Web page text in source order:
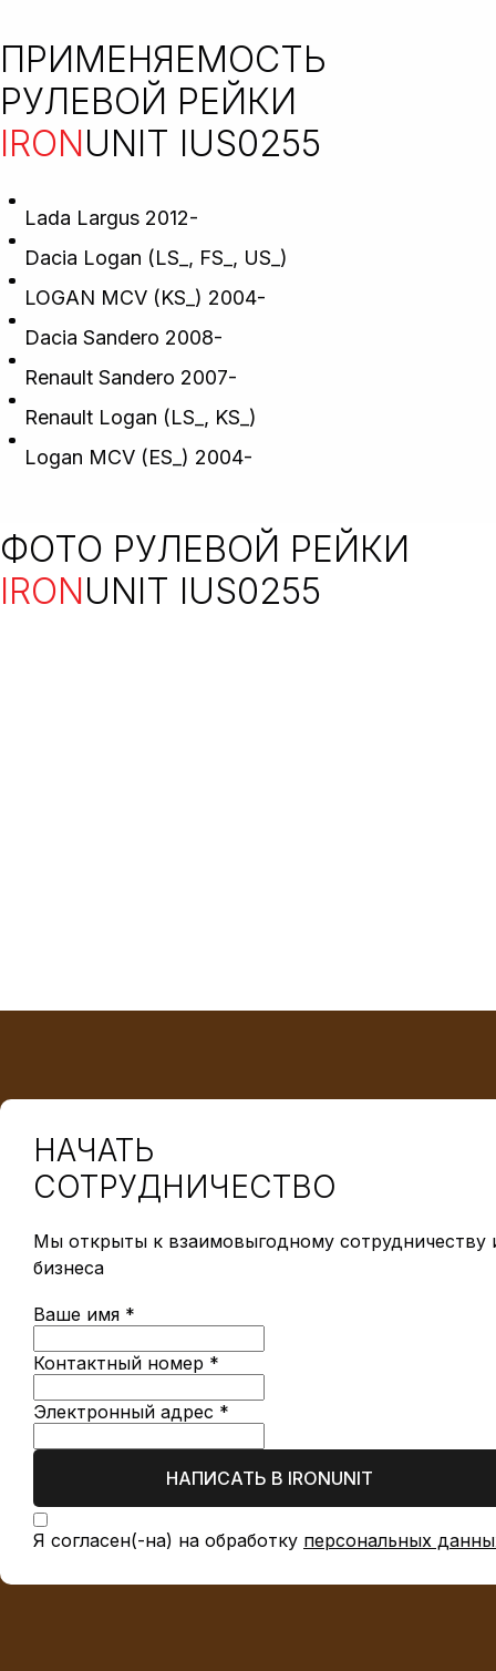
ПРИМЕНЯЕМОСТЬ
РУЛЕВОЙ РЕЙКИ
IRONUNIT IUS0255
Lada Largus 2012-
Dacia Logan (LS_, FS_, US_)
LOGAN MCV (KS_) 2004-
Dacia Sandero 2008-
Renault Sandero 2007-
Renault Logan (LS_, KS_)
Logan MCV (ES_) 2004-
ФОТО РУЛЕВОЙ РЕЙКИ
IRONUNIT IUS0255
НАЧАТЬ
СОТРУДНИЧЕСТВО
Мы открыты к взаимовыгодному сотрудничеству
бизнеса
Ваше имя *
Контактный номер *
Электронный адрес *
НАПИСАТЬ В IRONUNIT
Я согласен(-на) на обработку персональных